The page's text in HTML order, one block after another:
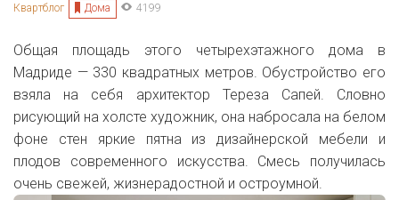
Квартблог Дома 4199
Общая площадь этого четырехэтажного дома в
Мадриде — 330 квадратных метров. Обустройство его
взяла на себя архитектор Тереза Сапей. Словно
рисующий на холсте художник, она набросала на белом
фоне стен яркие пятна из дизайнерской мебели и
плодов современного искусства. Смесь получилась
очень свежей, жизнерадостной и остроумной.